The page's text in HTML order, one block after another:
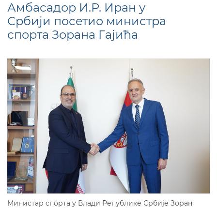
Амбасадор И.Р. Иран у
Србији посетио министра
спорта Зорана Гајића
Министар спорта у Влади Републике Србије Зоран